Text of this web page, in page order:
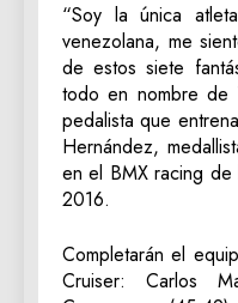
“Soy la única
venezolana, me
de estos siete
todo en nombre de
pedalista que
Hernández,
en el BMX racing
2016.
Completarán el
Cruiser: Carlos